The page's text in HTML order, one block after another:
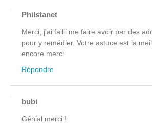
Philstanet
Merci, j'ai failli me faire avoir par des
pour y remédier. Votre astuce est la
encore merci
Répondre
bubi
Génial merci !